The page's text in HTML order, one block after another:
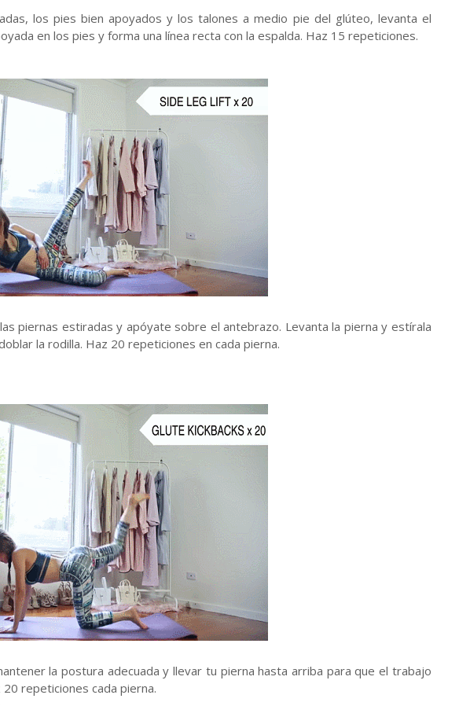
los pies bien apoyados y los talones a medio pie del glúteo, levanta el
en los pies y forma una línea recta con la espalda. Haz 15 repeticiones.
piernas estiradas y apóyate sobre el antebrazo. Levanta la pierna y estírala
la rodilla. Haz 20 repeticiones en cada pierna.
la postura adecuada y llevar tu pierna hasta arriba para que el trabajo
repeticiones cada pierna.